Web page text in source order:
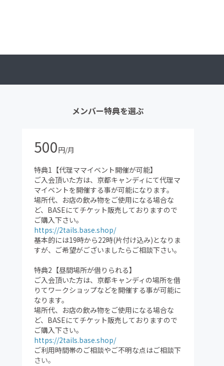
メンバー特典を選ぶ
500円/月
特典1【代理ママイベント開催が可能】
ご入会頂いた方は、京都キャンディにて代理マ
マイベントを開催する事が可能になります。
場所代、お店の飲み物をご使用になる場合な
ど、BASEにてチケット販売しておりますので
ご購入下さい。
https://2tails.base.shop/
基本的には19時から22時(片付け込み)となりま
すが、ご希望がございましたらご相談下さい。
特典2【昼間場所が借りられる】
ご入会頂いた方は、京都キャンディの場所を借
りてワークショップなどを開催する事が可能に
なります。
場所代、お店の飲み物をご使用になる場合な
ど、BASEにてチケット販売しておりますので
ご購入下さい。
https://2tails.base.shop/
ご利用時間帯のご相談やご不明な点はご相談下
さい。